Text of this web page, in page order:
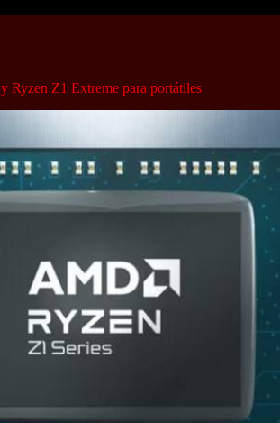
Ryzen Z1 Extreme para portátiles